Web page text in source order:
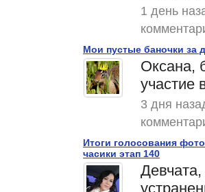
1 день
Мои пустые баночки за
Оксана,
участие
3 дня
Итоги голосования
часики этап 140